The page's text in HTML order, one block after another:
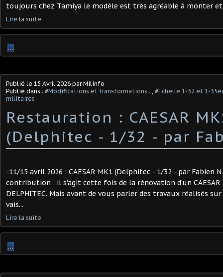
toujours chez Tamiya le modèle est très agréable à monter
Lire la suite
…
Publié le 15 Avril 2026 par Milinfo
Publié dans : #Modifications et transformations..., #Echelle 1-32 et 1-
militaires
Restauration : CAESAR
(Delphitec - 1/32 - par
-11/15 avril 2026 : CAESAR MK1 (Delphitec - 1/32 - par Fabien
contribution : il s’agit cette fois de la rénovation d’un CAESAR
DELPHITEC. Mais avant de vous parler des travaux réalisés
vais...
Lire la suite
…